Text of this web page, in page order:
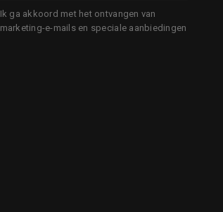
Ik ga akkoord met het ontvangen van
marketing-e-mails en speciale aanbiedingen